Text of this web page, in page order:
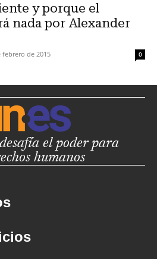
y porque el
nada por Alexander
febrero de 2015 0
el poder para
humanos